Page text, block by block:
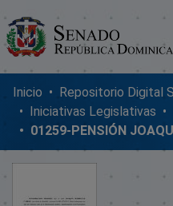
Comunidades
Glosario
Nosotros
Inicio
Iniciativas Legislativas